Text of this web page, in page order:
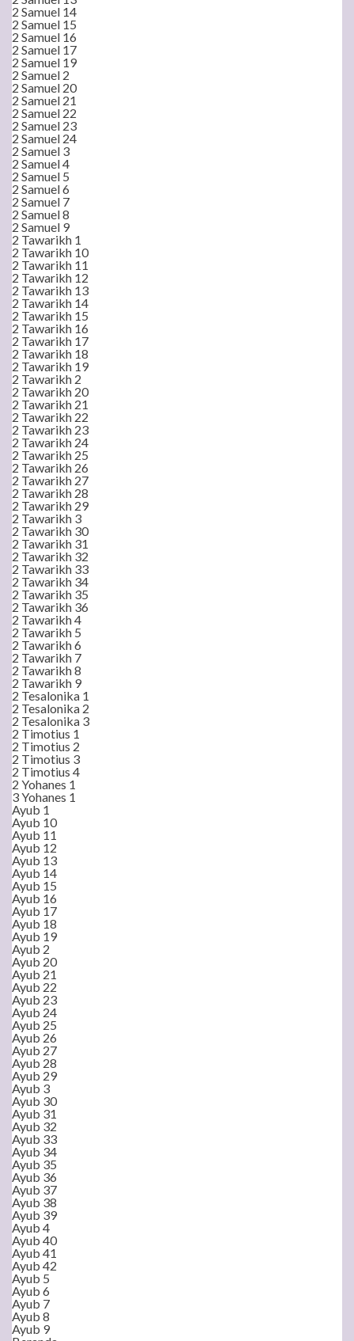
2 Samuel 14
2 Samuel 15
2 Samuel 16
2 Samuel 17
2 Samuel 19
2 Samuel 2
2 Samuel 20
2 Samuel 21
2 Samuel 22
2 Samuel 23
2 Samuel 24
2 Samuel 3
2 Samuel 4
2 Samuel 5
2 Samuel 6
2 Samuel 7
2 Samuel 8
2 Samuel 9
2 Tawarikh 1
2 Tawarikh 10
2 Tawarikh 11
2 Tawarikh 12
2 Tawarikh 13
2 Tawarikh 14
2 Tawarikh 15
2 Tawarikh 16
2 Tawarikh 17
2 Tawarikh 18
2 Tawarikh 19
2 Tawarikh 2
2 Tawarikh 20
2 Tawarikh 21
2 Tawarikh 22
2 Tawarikh 23
2 Tawarikh 24
2 Tawarikh 25
2 Tawarikh 26
2 Tawarikh 27
2 Tawarikh 28
2 Tawarikh 29
2 Tawarikh 3
2 Tawarikh 30
2 Tawarikh 31
2 Tawarikh 32
2 Tawarikh 33
2 Tawarikh 34
2 Tawarikh 35
2 Tawarikh 36
2 Tawarikh 4
2 Tawarikh 5
2 Tawarikh 6
2 Tawarikh 7
2 Tawarikh 8
2 Tawarikh 9
2 Tesalonika 1
2 Tesalonika 2
2 Tesalonika 3
2 Timotius 1
2 Timotius 2
2 Timotius 3
2 Timotius 4
2 Yohanes 1
3 Yohanes 1
Ayub 1
Ayub 10
Ayub 11
Ayub 12
Ayub 13
Ayub 14
Ayub 15
Ayub 16
Ayub 17
Ayub 18
Ayub 19
Ayub 2
Ayub 20
Ayub 21
Ayub 22
Ayub 23
Ayub 24
Ayub 25
Ayub 26
Ayub 27
Ayub 28
Ayub 29
Ayub 3
Ayub 30
Ayub 31
Ayub 32
Ayub 33
Ayub 34
Ayub 35
Ayub 36
Ayub 37
Ayub 38
Ayub 39
Ayub 4
Ayub 40
Ayub 41
Ayub 42
Ayub 5
Ayub 6
Ayub 7
Ayub 8
Ayub 9